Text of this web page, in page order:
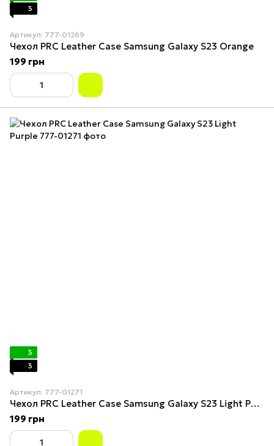
3
Артикул: 777-01269
Чехол PRC Leather Case Samsung Galaxy S23 Orange
199 грн
3
3
Артикул: 777-01271
Чехол PRC Leather Case Samsung Galaxy S23 Light Purple
199 грн